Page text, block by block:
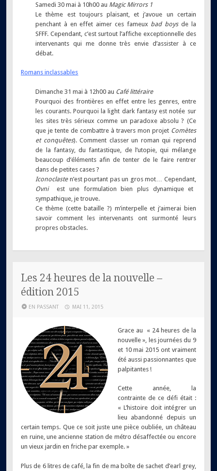
Samedi 30 mai à 10h00 au Magic Mirrors 1
Le thème est toujours plaisant, et j’avoue un certain
penchant à en effet aimer ces fameux bad boysde la
SFFF. Cependant, c’est surtout l’affiche exceptionnelle des
intervenants qui me donne très envie d’assister à ce
débat.
Romans inclassables
Dimanche 31 mai à 12h00 au Café littéraire
Pourquoi des frontières en effet entre les genres, entre
les courants. Pourquoi la light dark fantasy est notée sur
les sites très sérieux comme un paradoxe absolu ? (Ce
que je tente de combattre à travers mon projet Comètes
et conquêtes). Comment classer un roman qui reprend
de la fantasy, du fantastique, de l’utopie, qui mélange
beaucoup d’éléments afin de tenter de le faire rentrer
dans de petites cases ?
Iconoclasten’est pourtant pas un gros mot… Cependant,
Ovni
est une formulation bien plus dynamique et
sympathique, je trouve.
Ce thème (cette bataille ?) m’interpelle et j’aimerai bien
savoir comment les intervenants ont surmonté leurs
propres obstacles.
Les 24 heures de la nouvelle –
édition 2015
EN PASSANT MAI 11, 2015
Grace au « 24 heures de la
nouvelle », les journées du 9
et 10 mai 2015 ont vraiment
été aussi passionnantes que
palpitantes !
Cette année, la
contrainte de ce défi était :
« L’histoire doit intégrer un
lieu abandonné depuis un
certain temps. Que ce soit juste une pièce oubliée, un château
en ruine, une ancienne station de métro désaffectée ou encore
un vieux jardin en friche par exemple. »
Plus de 6 litres de café, la fin de ma boîte de sachet d’earl grey,